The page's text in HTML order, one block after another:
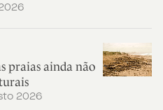
praias ainda não
2026